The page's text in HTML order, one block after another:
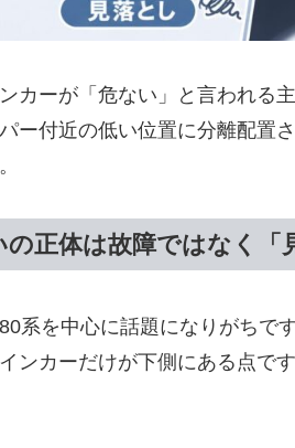
カーが「危ない」と言われる
ー付近の低い位置に分離配置
の正体は故障ではなく「
系を中心に話題になりがちで
ンカーだけが下側にある点で